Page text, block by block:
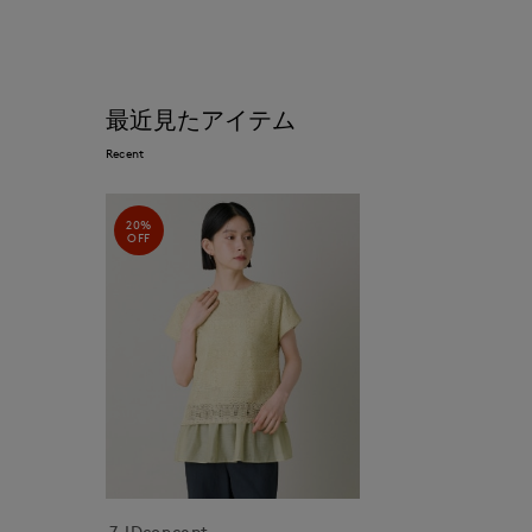
最近見たアイテム
Recent
20%
OFF